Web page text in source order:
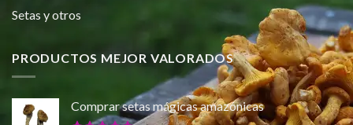
Setas y otros
PRODUCTOS MEJOR VALORADOS
Comprar setas mágicas amazónicas